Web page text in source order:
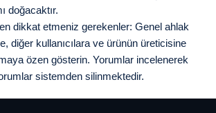
doğacaktır.
dikkat etmeniz gerekenler: Genel ahlak
diğer kullanıcılara ve ürünün üreticisine
özen gösterin. Yorumlar incelenerek
sistemden silinmektedir.